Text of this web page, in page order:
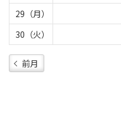
29（月）
30（火）
前月